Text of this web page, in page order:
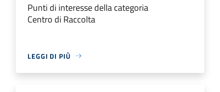
Punti di interesse della categoria
Centro di Raccolta
LEGGI DI PIÙ